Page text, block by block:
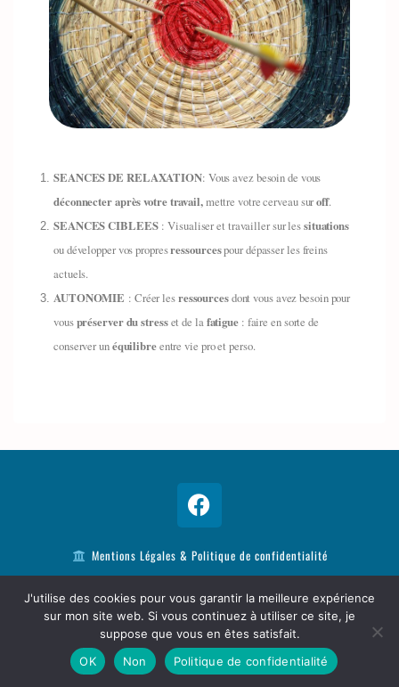
SEANCES DE RELAXATION: Vous avez besoin de vous
déconnecter après votre travail,mettre votre cerveau suroff.
SEANCES CIBLEES: Visualiser et travailler sur lessituations
ou développer vos propresressourcespour dépasser les freins
actuels.
AUTONOMIE : Créer lesressourcesdont vous avez besoin pour
vouspréserver du stresset de lafatigue: faire en sorte de
conserver unéquilibreentre vie pro et perso.
Mentions Légales & Politique de confidentialité
061 844 0872
contact@habitersavie.com
EI TERRES HUMAINES - Stéphane Poussin SIRET : 87776464700013 -
Dernière mise à jour janvier 2025
J'utilise des cookies pour vous garantir la meilleure expérience
sur mon site web. Si vous continuez à utiliser ce site, je
suppose que vous en êtes satisfait.
OK
Non Politique de confidentialité